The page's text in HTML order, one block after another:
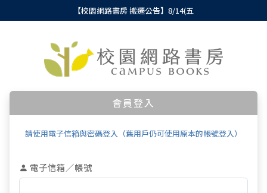
【校園網路書房 搬遷公告】8/14(五
會員登入
請使用電子信箱與密碼登入（舊用戶仍可使用原本的帳號登入）
電子信箱／帳號